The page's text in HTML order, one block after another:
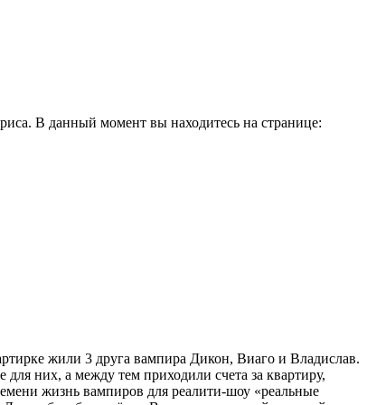
В данный момент вы находитесь на странице:
жили 3 друга вампира Дикон, Виаго и Владислав.
них, а между тем приходили счета за квартиру,
жизнь вампиров для реалити-шоу «реальные